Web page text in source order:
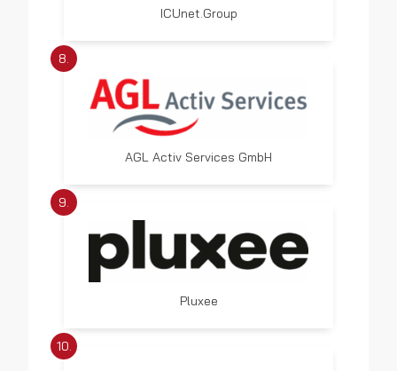
ICUnet.Group
8.
AGL Activ Services GmbH
9.
Pluxee
10.